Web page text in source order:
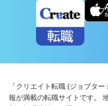
アプ
「クリエイト転職 (ジョブタ
報が満載の転職サイトです。